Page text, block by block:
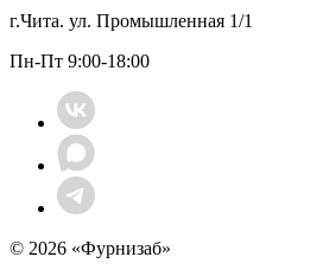
г.Чита. ул. Промышленная 1/1
Пн-Пт 9:00-18:00
© 2026 «Фурнизаб»